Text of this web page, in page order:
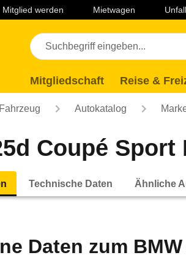
Fußzeile
Mitglied werden Mietwagen
Mitgliedschaft Reise &
Autokatalog
Coupé Sport
Technische Daten Ähnliche
Daten zum